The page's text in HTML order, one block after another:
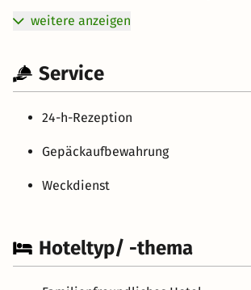
weitere anzeigen
Service
24-h-Rezeption
Gepäckaufbewahrung
Weckdienst
Hoteltyp/ -thema